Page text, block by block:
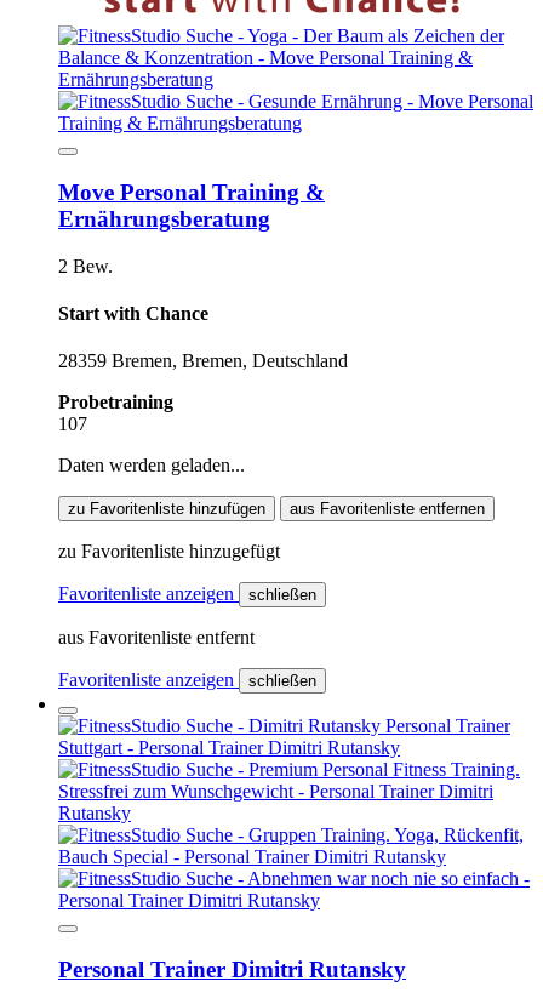
Move Personal Training &
Ernährungsberatung
2 Bew.
Start with Chance
28359 Bremen, Bremen, Deutschland
Probetraining
107
Daten werden geladen...
zu Favoritenliste hinzufügen aus Favoritenliste entfernen
zu Favoritenliste hinzugefügt
Favoritenliste anzeigen schließen
aus Favoritenliste entfernt
Favoritenliste anzeigen schließen
Personal Trainer Dimitri Rutansky